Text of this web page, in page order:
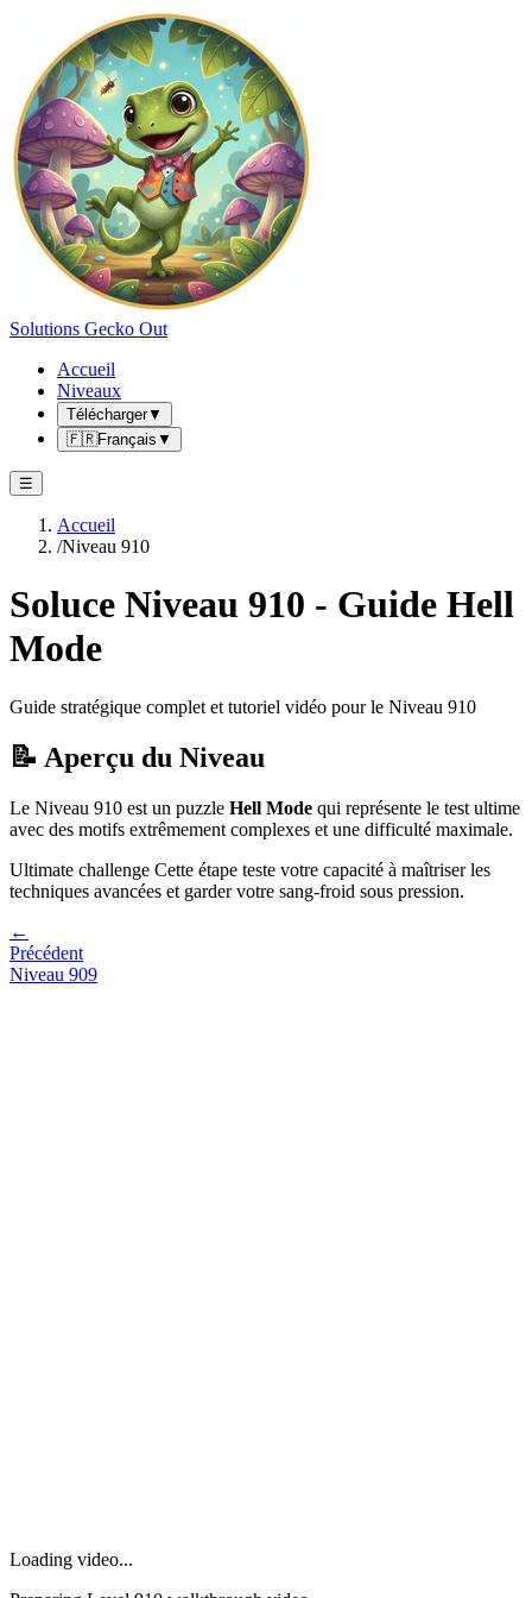
Solutions Gecko Out
Accueil
Niveaux
Télécharger▼
🇫🇷Français ▼
☰
Accueil
/Niveau 910
Soluce Niveau 910 - Guide Hell
Mode
Guide stratégique complet et tutoriel vidéo pour le Niveau 910
📝 Aperçu du Niveau
Le Niveau 910 est un puzzle Hell Mode qui représente le test ultime
avec des motifs extrêmement complexes et une difficulté maximale.
Ultimate challenge Cette étape teste votre capacité à maîtriser les
techniques avancées et garder votre sang-froid sous pression.
←
Précédent
Niveau 909
Loading video...